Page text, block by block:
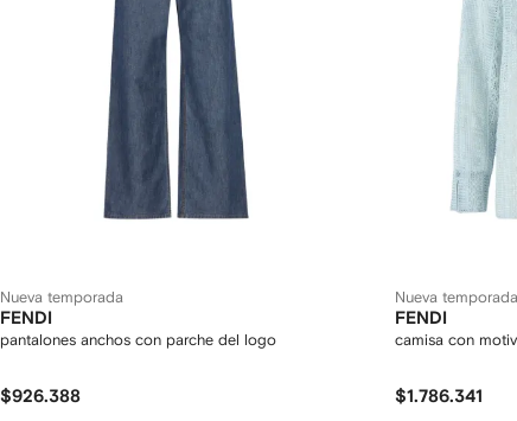
Nueva temporada
FENDI
pantalones anchos con parche del logo
$926.388
Nueva temporada
FENDI
camisa con
$1.786.341